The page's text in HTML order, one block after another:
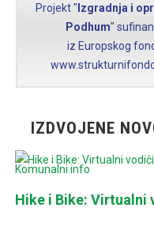
Projekt "Izgradnja i
Podhum"
iz Europskog
IZDVOJENE
Komunalni info
Hike i Bike: Virtualni